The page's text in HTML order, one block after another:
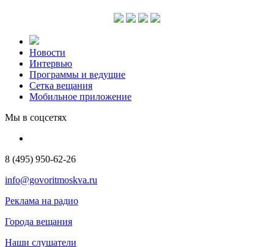
Новости
Интервью
Программы и ведущие
Сетка вещания
Мобильное приложение
Мы в соцсетях
8 (495) 950-62-26
info@govoritmoskva.ru
Реклама на радио
Города вещания
Наши слушатели